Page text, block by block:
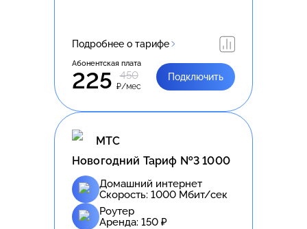
Подробнее о тарифе
Абонентская плата
225 450
₽/мес
Подключить
МТС
Новогодний Тариф №3 1000
Домашний интернет
Скорость: 1000 Мбит/сек
Роутер
Аренда: 150 ₽